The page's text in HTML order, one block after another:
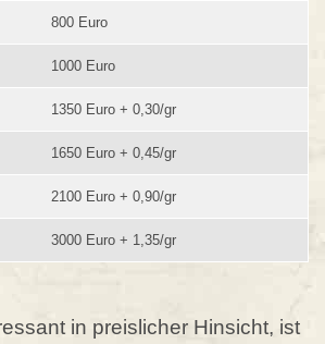
800 Euro
1000 Euro
1350 Euro + 0,30/gr
1650 Euro + 0,45/gr
2100 Euro + 0,90/gr
3000 Euro + 1,35/gr
in preislicher Hinsicht, ist